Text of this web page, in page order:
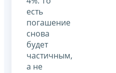
есть
погашение
снова
будет
частичным,
а не